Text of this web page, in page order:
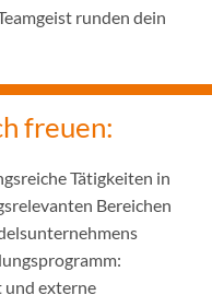
runden dein
freuen:
Tätigkeiten in
Bereichen
externe